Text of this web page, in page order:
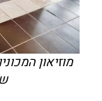
מוזיאון